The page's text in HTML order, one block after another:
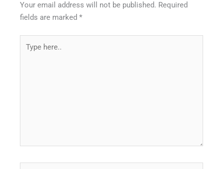
Your email address will not be published. Required
fields are marked*
here..